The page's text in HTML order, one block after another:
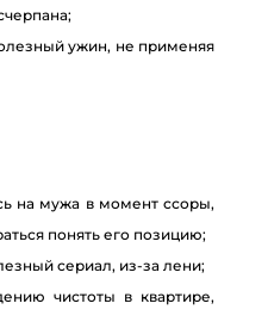
ужин, не применяя
на мужа в момент ссоры,
понять его позицию;
сериал, из-за лени;
чистоты в квартире,